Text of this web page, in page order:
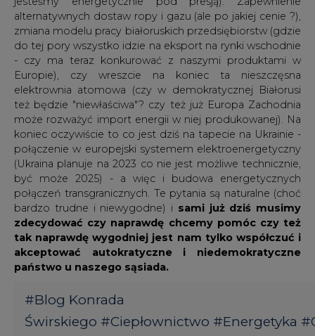
alternatywnych dostaw ropy i gazu (ale po jakiej cenie ?),
zmiana modelu pracy białoruskich przedsiębiorstw (gdzie
do tej pory wszystko idzie na eksport na rynki wschodnie
- czy ma teraz konkurować z naszymi produktami w
Europie), czy wreszcie na koniec ta nieszczęsna
elektrownia atomowa (czy w demokratycznej Białorusi
też będzie "niewłaściwa"? czy też już Europa Zachodnia
może rozważyć import energii w niej produkowanej). Na
koniec oczywiście to co jest dziś na tapecie na Ukrainie -
połączenie w europejski systemem elektroenergetyczny
(Ukraina planuje na 2023 co nie jest możliwe technicznie,
być może 2025) - a więc i budowa energetycznych
połączeń transgranicznych. Te pytania są naturalne (choć
bardzo trudne i niewygodne) i sami już dziś musimy
zdecydować czy naprawdę chcemy pomóc czy też
tak naprawdę wygodniej jest nam tylko współczuć i
akceptować autokratyczne i niedemokratyczne
państwo u naszego sąsiada.
#Blog Konrada
Świrskiego #Ciepłownictwo #Energetyka #